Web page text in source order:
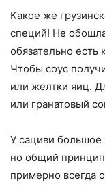
Какое же
специй! Не
обязательно
Чтобы соус
или желтки яиц.
или гранатовый
У сациви большое
но общий принцип
примерно всегда